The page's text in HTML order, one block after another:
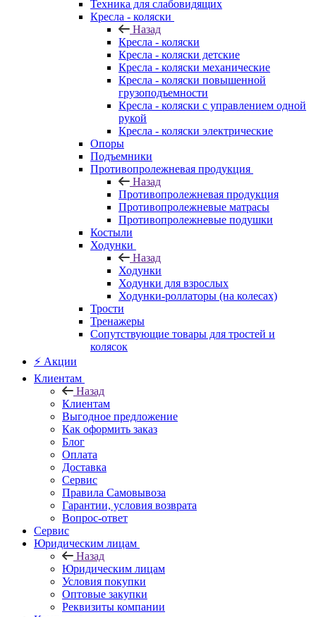
Техника для слабовидящих
Кресла - коляски
Назад
Кресла - коляски
Кресла - коляски детские
Кресла - коляски механические
Кресла - коляски повышенной
грузоподъемности
Кресла - коляски с управлением одной
рукой
Кресла - коляски электрические
Опоры
Подъемники
Противопролежневая продукция
Назад
Противопролежневая продукция
Противопролежневые матрасы
Противопролежневые подушки
Костыли
Ходунки
Назад
Ходунки
Ходунки для взрослых
Ходунки-роллаторы (на колесах)
Трости
Тренажеры
Сопутствующие товары для тростей и
колясок
⚡ Акции
Клиентам
Назад
Клиентам
Выгодное предложение
Как оформить заказ
Блог
Оплата
Доставка
Сервис
Правила Самовывоза
Гарантии, условия возврата
Вопрос-ответ
Сервис
Юридическим лицам
Назад
Юридическим лицам
Условия покупки
Оптовые закупки
Реквизиты компании